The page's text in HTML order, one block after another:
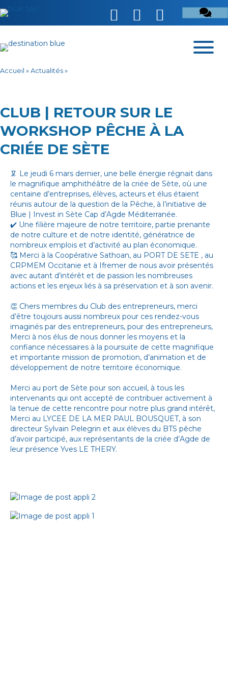
Accueil » Actualités »
CLUB | RETOUR SUR LE
WORKSHOP PÊCHE À LA
CRIÉE DE SÈTE
🦑 Le jeudi 6 mars dernier, une belle énergie régnait dans
le magnifique amphithéâtre de la criée de Sète, où une
centaine d’entreprises, élèves, acteurs et élus étaient
réunis autour de la question de la Pêche, à l’initiative de
Blue | Invest in Sète Cap d’Agde Méditerranée.
✔️ Une filière majeure de notre territoire, partie prenante
de notre culture et de notre identité, génératrice de
nombreux emplois et d’activité au plan économique.
🥰 Merci à la Coopérative Sathoan, au PORT DE SETE , au
CRPMEM Occitanie et à Ifremer de nous avoir présentés
avec autant d’intérêt et de passion les nombreuses
actions et les enjeux liés à sa préservation et à son avenir.
👏 Chers membres du Club des entrepreneurs, merci
d’être toujours aussi nombreux pour ces rendez-vous
imaginés par des entrepreneurs, pour des entrepreneurs,
Merci à nos élus de nous donner les moyens et la
confiance nécessaires à la poursuite de cette magnifique
et importante mission de promotion, d’animation et de
développement de notre territoire économique.
Merci au port de Sète pour son accueil, à tous les
intervenants qui ont accepté de contribuer activement à
la tenue de cette rencontre pour notre plus grand intérêt,
Merci au LYCEE DE LA MER PAUL BOUSQUET, à son
directeur Sylvain Pelegrin et aux élèves du BTS pêche
d’avoir participé, aux représentants de la criée d’Agde de
leur présence Yves LE THERY.